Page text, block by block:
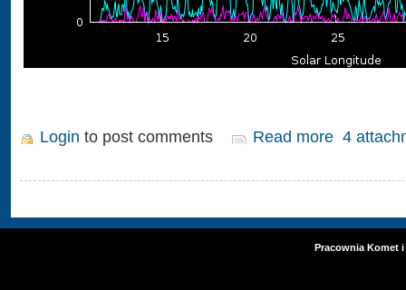
Login to post comments Read more 4
Pracownia Komet